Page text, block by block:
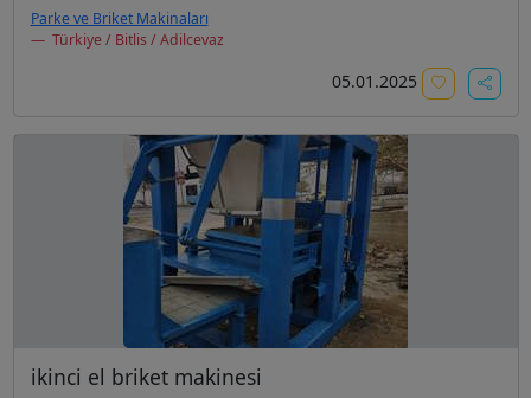
Parke ve Briket Makinaları
Türkiye / Bitlis / Adilcevaz
05.01.2025
ikinci el briket makinesi